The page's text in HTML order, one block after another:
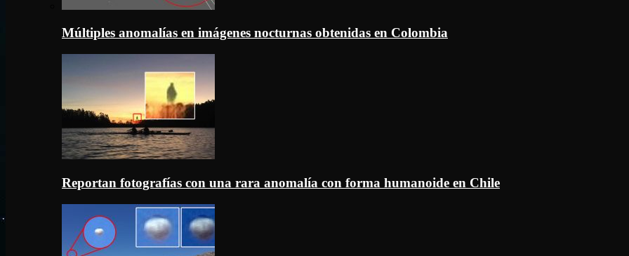
Múltiples anomalías en imágenes nocturnas obtenidas en Colombia
Reportan fotografías con una rara anomalía con forma humanoide en Chile